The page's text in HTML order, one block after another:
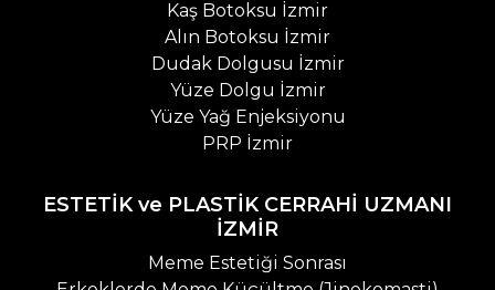
Kaş Botoksu İzmir
Alın Botoksu İzmir
Dudak Dolgusu İzmir
Yüze Dolgu İzmir
Yüze Yağ Enjeksiyonu
PRP İzmir
ESTETİK ve PLASTİK CERRAHİ UZMANI
İZMİR
Meme Estetiği Sonrası